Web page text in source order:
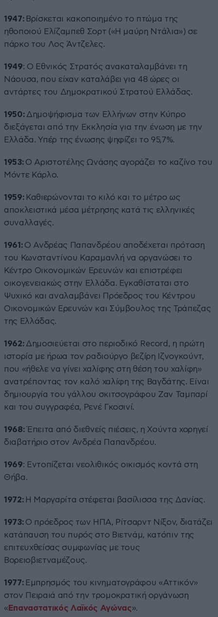
1947: Βρίσκεται κακοποιημένο το πτώμα της
ηθοποιού Ελίζαμπεθ Σορτ («Η μαύρη Ντάλια») σε
πάρκο του Λος Άντζελες.
1949: Ο Εθνικός Στρατός ανακαταλαμβάνει τη
Νάουσα, που είχαν καταλάβει για 48 ώρες οι
αντάρτες του Δημοκρατικού Στρατού Ελλάδας.
1950: Δημοψήφισμα των Ελλήνων στην Κύπρο
διεξάγεται από την Εκκλησία για την ένωση με την
Ελλάδα. Υπέρ της ένωσης ψηφίζει το 95,7%.
1953: Ο Αριστοτέλης Ωνάσης αγοράζει το καζίνο του
Μόντε Κάρλο.
1959: Καθιερώνονται το κιλό και το μέτρο ως
αποκλειστικά μέσα μέτρησης κατά τις ελληνικές
συναλλαγές.
1961: Ο Ανδρέας Παπανδρέου αποδέχεται πρόταση
του Κωνσταντίνου Καραμανλή να οργανώσει το
Κέντρο Οικονομικών Ερευνών και επιστρέφει
οικογενειακώς στην Ελλάδα. Εγκαθίσταται στο
Ψυχικό και αναλαμβάνει Πρόεδρος του Κέντρου
Οικονομικών Ερευνών και Σύμβουλος της Τράπεζας
της Ελλάδας.
1962: Δημοσιεύεται στο περιοδικό Record, η πρώτη
ιστορία με ήρωα τον ραδιούργο βεζίρη Ιζνογκούντ,
που «ήθελε να γίνει χαλίφης στη θέση του χαλίφη»
ανατρέποντας τον καλό χαλίφη της Βαγδάτης. Είναι
δημιουργία του γάλλου σκιτσογράφου Ζαν Ταμπαρί
και του συγγραφέα, Ρενέ Γκοσινί.
1968:Έπειτα από διεθνείς πιέσεις, η Χούντα χορηγεί
διαβατήριο στον Ανδρέα Παπανδρέου.
1969: Εντοπίζεται νεολιθικός οικισμός κοντά στη
Θήβα.
1972: Η Μαργαρίτα στέφεται βασίλισσα της Δανίας.
1973: Ο πρόεδρος των ΗΠΑ, Ρίτσαρντ Νίξον, διατάζει
κατάπαυση του πυρός στο Βιετνάμ, κατόπιν της
επιτευχθείσας συμφωνίας με τους
Βορειοβιετναμέζους.
1977: Εμπρησμός του κινηματογράφου «Αττικόν»
στον Πειραιά από την τρομοκρατική οργάνωση
« Επαναστατικός Λαϊκός Αγώνας».